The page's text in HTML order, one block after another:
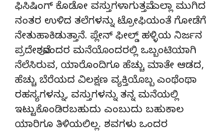
ಫಿಸಿಷಿಂಗ್ ಕೊಡೋ ವಸ್ತುಗಳಾಗುತ್ತವೆ. ಎಲ್ಲಾ ಮುಗಿದ
ನಂತರ ಉಳಿದ ತಲೆಗಳನ್ನು ಟ್ರೋಫಿಯಂತೆ ಗೋಡೆಗೆ
ನೇತುಹಾಕಿಡುತ್ತಾನೆ. ಪ್ಲೇನ್ ಫೀಲ್ಡ್ ಹಳ್ಳಿಯ ನಿರ್ಜನ
ಪ್ರದೇಶವೊಂದರ ಮನೆಯೊಂದರಲ್ಲಿ ಒಬ್ಬಂಟಿಯಾಗಿ
ನೆಲೆಸಿರುವ, ಯಾರೊಂದಿಗೂ ಹೆಚ್ಚು ಮಾತೇ ಆಡದ,
ಹೆಚ್ಚು ಬೆರೆಯದ ವಿಲಕ್ಷಣ ವ್ಯಕ್ತಿಯೊಬ್ಬ ಎಂಥೆಂಥಾ
ರಹಸ್ಯಗಳನ್ನು, ವಸ್ತುಗಳನ್ನು ತನ್ನ ಮನೆಯಲ್ಲಿ
ಇಟ್ಟುಕೊಂಡಿರಬಹುದು ಎಂಬುದು ಬಹುಕಾಲ
ಯಾರಿಗೂ ತಿಳಿಯಲಿಲ್ಲ. ಶವಗಳು ಒಂದರ